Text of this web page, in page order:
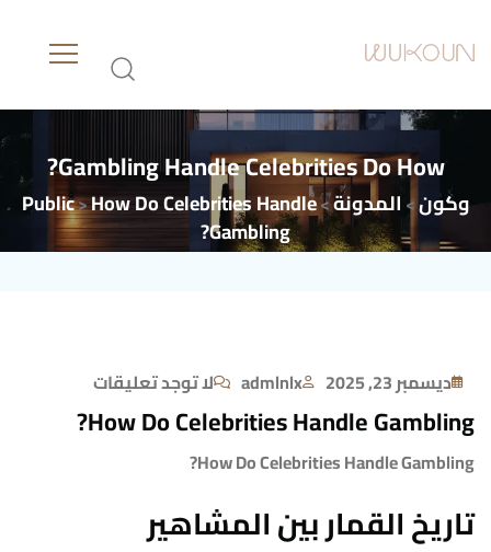
How
Do
Celebrities
Handle
Gambling?
وكون> المدونة>
Public>How Do Celebrities Handle
Gambling?
ديسمبر 23, 2025 admlnlx لا توجد تعليقات
How Do Celebrities Handle Gambling?
How Do Celebrities Handle Gambling?
تاريخ القمار بين المشاهير